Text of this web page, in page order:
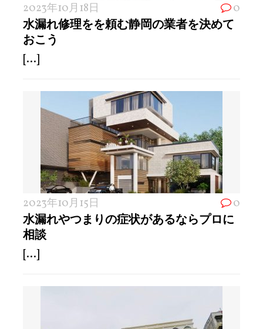
2023年10月18日 0
水漏れ修理をを頼む静岡の業者を決めて
おこう
[...]
2023年10月15日 0
水漏れやつまりの症状があるならプロに
相談
[...]